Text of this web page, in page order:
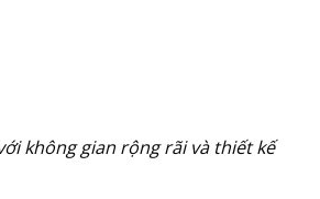
không gian rộng rãi và thiết kế